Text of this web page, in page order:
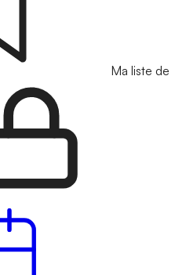
Ma liste de